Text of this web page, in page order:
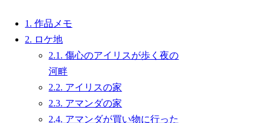
1. 作品メモ
2. ロケ地
2.1. 傷心のアイリスが歩く夜の
河畔
2.2. アイリスの家
2.3. アマンダの家
2.4. アマンダが買い物に行った